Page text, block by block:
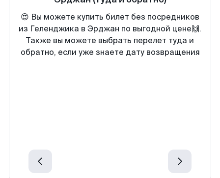
😍 Вы можете купить билет без посредников
из Геленджика в Эрджан по выгодной цене🙌.
Также вы можете выбрать перелет туда и
обратно, если уже знаете дату возвращения